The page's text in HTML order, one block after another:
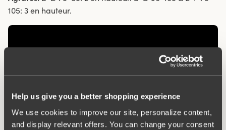
Help us give you a better shopping experience
We use cookies to improve our site, personalize content,
and display relevant offers. You can change your consent
105: 3 en hauteur.